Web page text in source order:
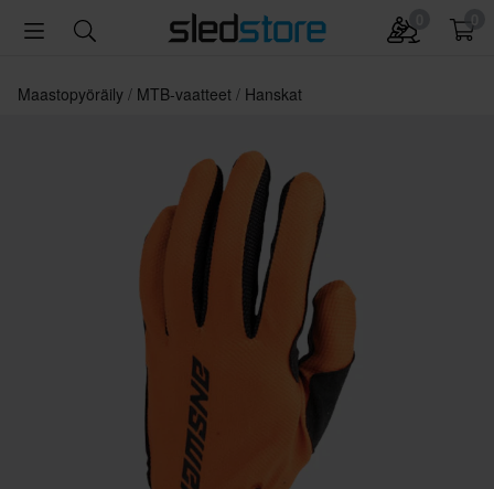
Maastopyöräily MTB-vaatteet Hanskat